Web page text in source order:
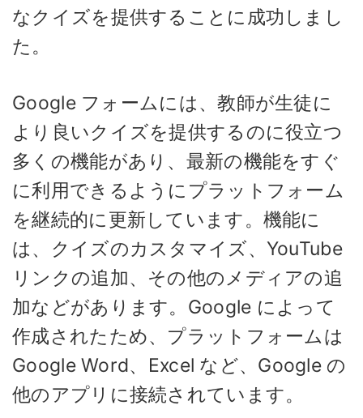
なクイズを提供することに成功しまし
た。
Google フォームには、教師が生徒に
より良いクイズを提供するのに役立つ
多くの機能があり、最新の機能をすぐ
に利用できるようにプラットフォーム
を継続的に更新しています。機能に
は、クイズのカスタマイズ、YouTube
リンクの追加、その他のメディアの追
加などがあります。Google によって
作成されたため、プラットフォームは
Google Word、Excel など、Google の
他のアプリに接続されています。